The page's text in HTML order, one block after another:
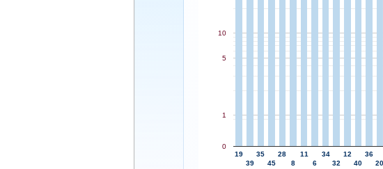
19
39
35
45
28
8
11
6
34
32
12
40
36
20
0
1
5
10